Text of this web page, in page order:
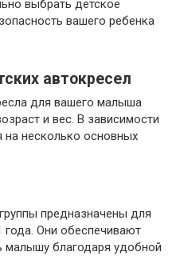
выбрать детское
вашего ребенка
автокресел
для вашего малыша
и вес. В зависимости
на несколько основных
предназначены для
Они обеспечивают
малышу благодаря удобной